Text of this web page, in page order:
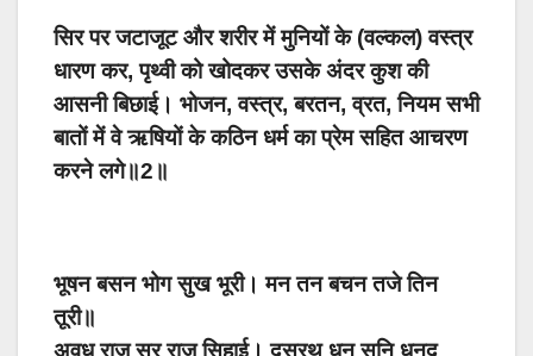
सिर पर जटाजूट और शरीर में मुनियों के (वल्कल) वस्त्र
धारण कर, पृथ्वी को खोदकर उसके अंदर कुश की
आसनी बिछाई। भोजन, वस्त्र, बरतन, व्रत, नियम सभी
बातों में वे ऋषियों के कठिन धर्म का प्रेम सहित आचरण
करने लगे॥2॥
भूषन बसन भोग सुख भूरी। मन तन बचन तजे तिन
तूरी॥
अवध राजु सुर राजु सिहाई। दसरथ धनु सुनि धनदु